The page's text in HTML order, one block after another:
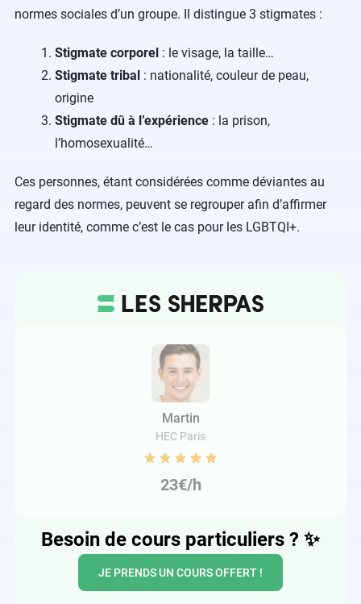
normes sociales d’un groupe. Il distingue 3 stigmates :
Stigmate corporel : le visage, la taille…
Stigmate tribal : nationalité, couleur de peau,
origine
Stigmate dû à l’expérience : la prison,
l’homosexualité…
Ces personnes, étant considérées comme déviantes au
regard des normes, peuvent se regrouper afin d’affirmer
leur identité, comme c’est le cas pour les LGBTQI+.
Martin
HEC Paris
23€/h
Besoin de cours particuliers ? ✨
JE PRENDS UN COURS OFFERT !